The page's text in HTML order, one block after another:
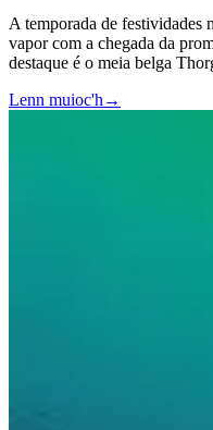
A temporada de festividades
vapor com a chegada da
destaque é o meia belga
Lenn muioc'h →